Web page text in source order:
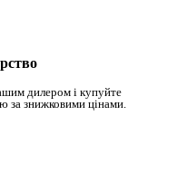
дилером і купуйте
за знижковими цінами.